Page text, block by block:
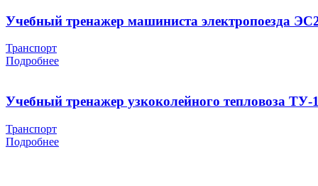
Учебный тренажер машиниста электропоезда
Транспорт
Подробнее
Учебный тренажер узкоколейного тепловоза ТУ-
Транспорт
Подробнее